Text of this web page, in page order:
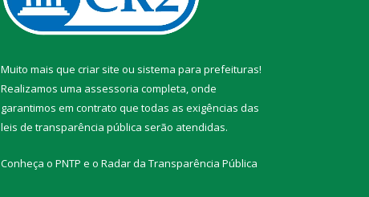
Muito mais que criar site ou sistema para prefeituras!
Realizamos uma assessoria completa, onde
garantimos em contrato que todas as exigências das
leis de transparência pública serão atendidas.
Conheça o PNTP e o Radar da Transparência Pública